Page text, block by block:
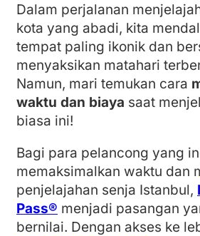
Dalam perjalanan
kota yang abadi, kita
tempat paling ikonik dan
menyaksikan matahari
Namun, mari temukan cara
waktu dan biaya saat
biasa ini!
Bagi para pelancong yang
memaksimalkan waktu dan
penjelajahan senja Istanbul,
Pass® menjadi pasangan
bernilai. Dengan akses ke